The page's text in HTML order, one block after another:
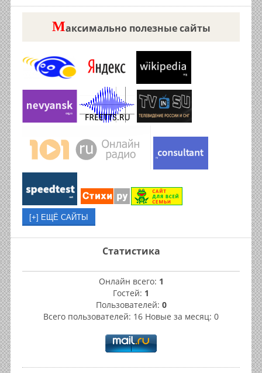
Максимально полезные сайты
Статистика
Онлайн всего: 1
Гостей: 1
Пользователей: 0
Всего пользователей: 16 Новые за месяц: 0